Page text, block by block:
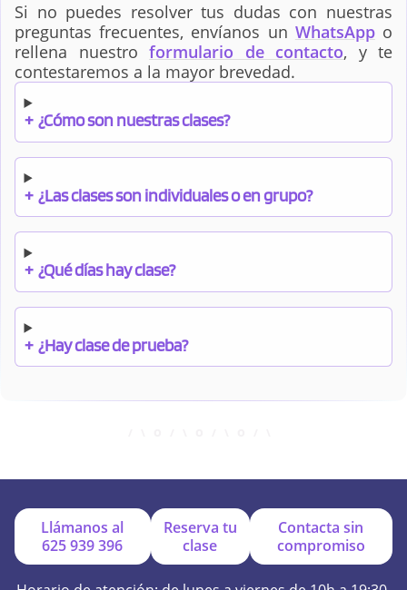
Si no puedes resolver tus dudas con nuestras
preguntas frecuentes, envíanos un WhatsAppo
rellena nuestro formulario de contacto, y te
contestaremos a la mayor brevedad.
+ ¿Cómo son nuestras clases?
+ ¿Las clases son individuales o en grupo?
+ ¿Qué días hay clase?
+ ¿Hay clase de prueba?
+ ¿Por qué online?
Llámanos al
625 939 396
Reserva tu
clase
Contacta sin
compromiso